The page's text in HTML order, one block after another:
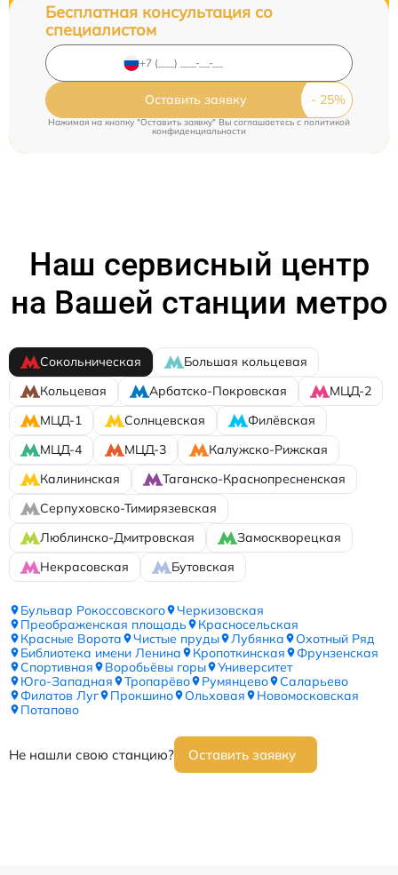
Бесплатная консультация со
специалистом
Оставить заявку
Нажимая на кнопку "Оставить заявку" Вы соглашаетесь cполитикой
конфиденциальности
Наш сервисный центр
на Вашей станции метро
Сокольническая
Большая кольцевая
Кольцевая
Арбатско-Покровская
МЦД-2
МЦД-1
Солнцевская
Филёвская
МЦД-4
МЦД-3
Калужско-Рижская
Калининская
Таганско-Краснопресненская
Серпуховско-Тимирязевская
Люблинско-Дмитровская
Замоскворецкая
Некрасовская
Бутовская
Бульвар Рокоссовского
Черкизовская
Преображенская площадь
Красносельская
Красные Ворота
Чистые пруды Лубянка
Охотный Ряд
Библиотека имени Ленина
Кропоткинская
Фрунзенская
Спортивная
Воробьёвы горы
Университет
Юго-Западная
Тропарёво Румянцево
Саларьево
Филатов Луг
Прокшино Ольховая
Новомосковская
Потапово
Не нашли свою станцию? Оставить заявку